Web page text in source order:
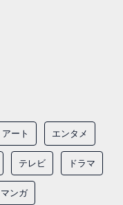
アート エンタメ
テレビ ドラマ
マンガ